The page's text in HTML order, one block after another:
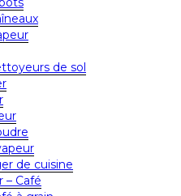
de sol
de cuisine
– Café